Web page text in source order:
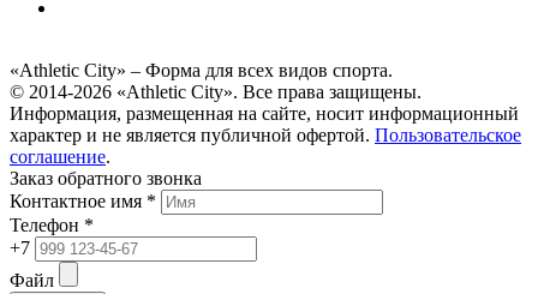
«Athletic City» – Форма для всех видов спорта.
© 2014-2026 «Athletic City». Все права защищены.
Информация, размещенная на сайте, носит информационный
характер и не является публичной офертой. Пользовательское
соглашение.
Заказ обратного звонка
Контактное имя *
Телефон *
+7
Файл